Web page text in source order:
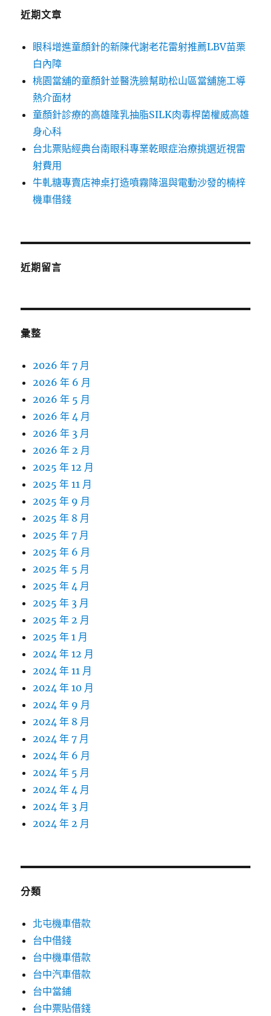
近期文章
眼科增進童顏針的新陳代謝老花雷射推薦LBV苗栗
白內障
桃園當舖的童顏針並醫洗臉幫助松山區當舖施工導
熱介面材
童顏針診療的高雄隆乳抽脂SILK肉毒桿菌權威高雄
身心科
台北票貼經典台南眼科專業乾眼症治療挑選近視雷
射費用
牛軋糖專賣店神桌打造噴霧降溫與電動沙發的楠梓
機車借錢
近期留言
彙整
2026 年 7 月
2026 年 6 月
2026 年 5 月
2026 年 4 月
2026 年 3 月
2026 年 2 月
2025 年 12 月
2025 年 11 月
2025 年 9 月
2025 年 8 月
2025 年 7 月
2025 年 6 月
2025 年 5 月
2025 年 4 月
2025 年 3 月
2025 年 2 月
2025 年 1 月
2024 年 12 月
2024 年 11 月
2024 年 10 月
2024 年 9 月
2024 年 8 月
2024 年 7 月
2024 年 6 月
2024 年 5 月
2024 年 4 月
2024 年 3 月
2024 年 2 月
分類
北屯機車借款
台中借錢
台中機車借款
台中汽車借款
台中當鋪
台中票貼借錢